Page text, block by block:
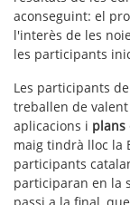
aconseguint: el
l'interès de les
les participants
Les participants
treballen de
aplicacions i plans
maig tindrà lloc la
participants
participaran en la